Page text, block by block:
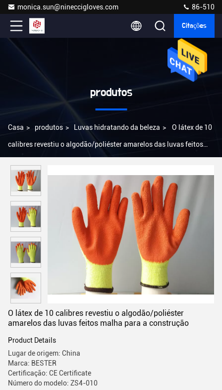
monica.sun@nineccigloves.com 86-510
Citações
produtos
Casa > produtos > Luvas hidratando da beleza > O látex de 10
calibres revestiu o algodão/poliéster amarelos das luvas feitos
O látex de 10 calibres revestiu o algodão/poliéster
amarelos das luvas feitos malha para a construção
Product Details
Lugar de origem: China
Marca: BESTER
Certificação: CE Certificate
Número do modelo: ZS4-010